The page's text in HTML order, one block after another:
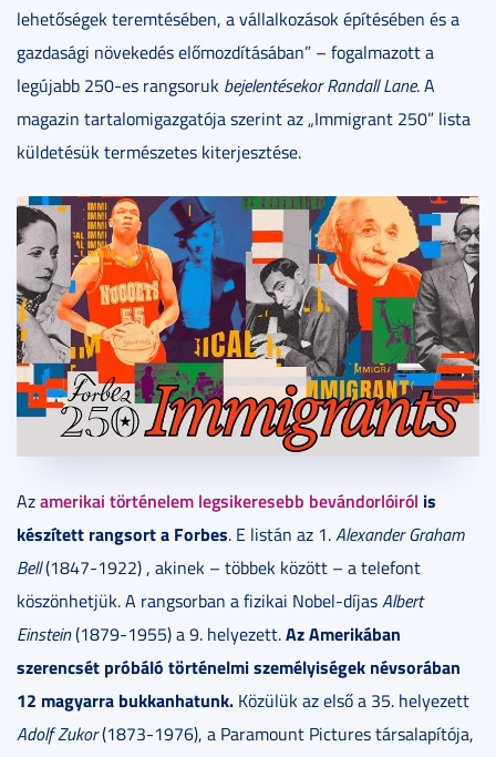
lehetőségek teremtésében, a vállalkozások építésében és a
gazdasági növekedés előmozdításában” – fogalmazott a
legújabb 250-es rangsoruk bejelentésekor Randall Lane. A
magazin tartalomigazgatója szerint az „Immigrant 250” lista
küldetésük természetes kiterjesztése.
Azamerikai történelem legsikeresebb bevándorlóiról is
készített rangsort a Forbes. E listán az 1.Alexander Graham
Bell(1847-1922) , akinek – többek között – a telefont
köszönhetjük. A rangsorban a fizikai Nobel-díjasAlbert
Einstein(1879-1955) a 9. helyezett.Az Amerikában
szerencsét próbáló történelmi személyiségek névsorában
12 magyarra bukkanhatunk. Közülük az első a 35. helyezett
Adolf Zukor(1873-1976), a Paramount Pictures társalapítója,